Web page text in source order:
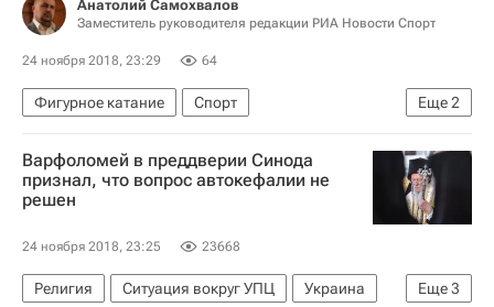
Анатолий Самохвалов
Заместитель руководителя редакции РИА Новости Спорт
24 ноября 2018, 23:29 64
Еще2
Фигурное катание
Спорт
Гран-при по фигурному катанию
Евгения Медведева
Варфоломей в преддверии Синода
признал, что вопрос автокефалии не
решен
24 ноября 2018, 23:25 23668
Еще3
Религия Ситуация вокруг УПЦ
Украина